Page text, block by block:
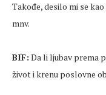
Takođe, desilo mi se
mnv.
BIF: Da li ljubav prema
život i krenu poslovne